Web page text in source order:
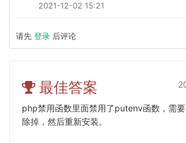
2021-12-02 15:21
请先 登录 后评论
最佳答案
php禁用函数里面禁用了putenv函数，需
除掉，然后重新安装。